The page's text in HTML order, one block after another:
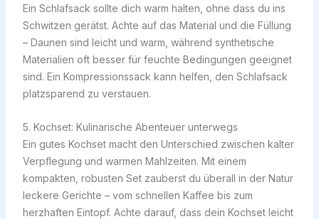
Ein Schlafsack sollte dich warm halten, ohne dass du ins
Schwitzen gerätst. Achte auf das Material und die Füllung
– Daunen sind leicht und warm, während synthetische
Materialien oft besser für feuchte Bedingungen geeignet
sind. Ein Kompressionssack kann helfen, den Schlafsack
platzsparend zu verstauen.
5. Kochset: Kulinarische Abenteuer unterwegs
Ein gutes Kochset macht den Unterschied zwischen kalter
Verpflegung und warmen Mahlzeiten. Mit einem
kompakten, robusten Set zauberst du überall in der Natur
leckere Gerichte – vom schnellen Kaffee bis zum
herzhaften Eintopf. Achte darauf, dass dein Kochset leicht